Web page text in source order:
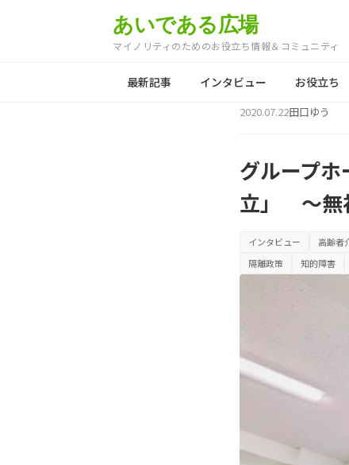
あいである広場
マイノリティのためのお役立ち情報＆コミュニティ
最新記事 インタビュー お役立ち
2020.07.22田口ゆう
グループ
立」 ～無
インタビュー 高齢者
隔離政策
知的障害